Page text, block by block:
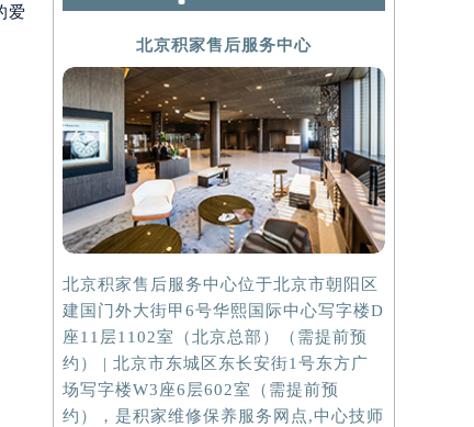
爱
北京积家售后服务中心
北京积家售后服务中心位于北京市朝阳区
建国门外大街甲6号华熙国际中心写字楼D
座11层1102室（北京总部）（需提前预
约） | 北京市东城区东长安街1号东方广
场写字楼W3座6层602室（需提前预
约），是积家维修保养服务网点,中心技师